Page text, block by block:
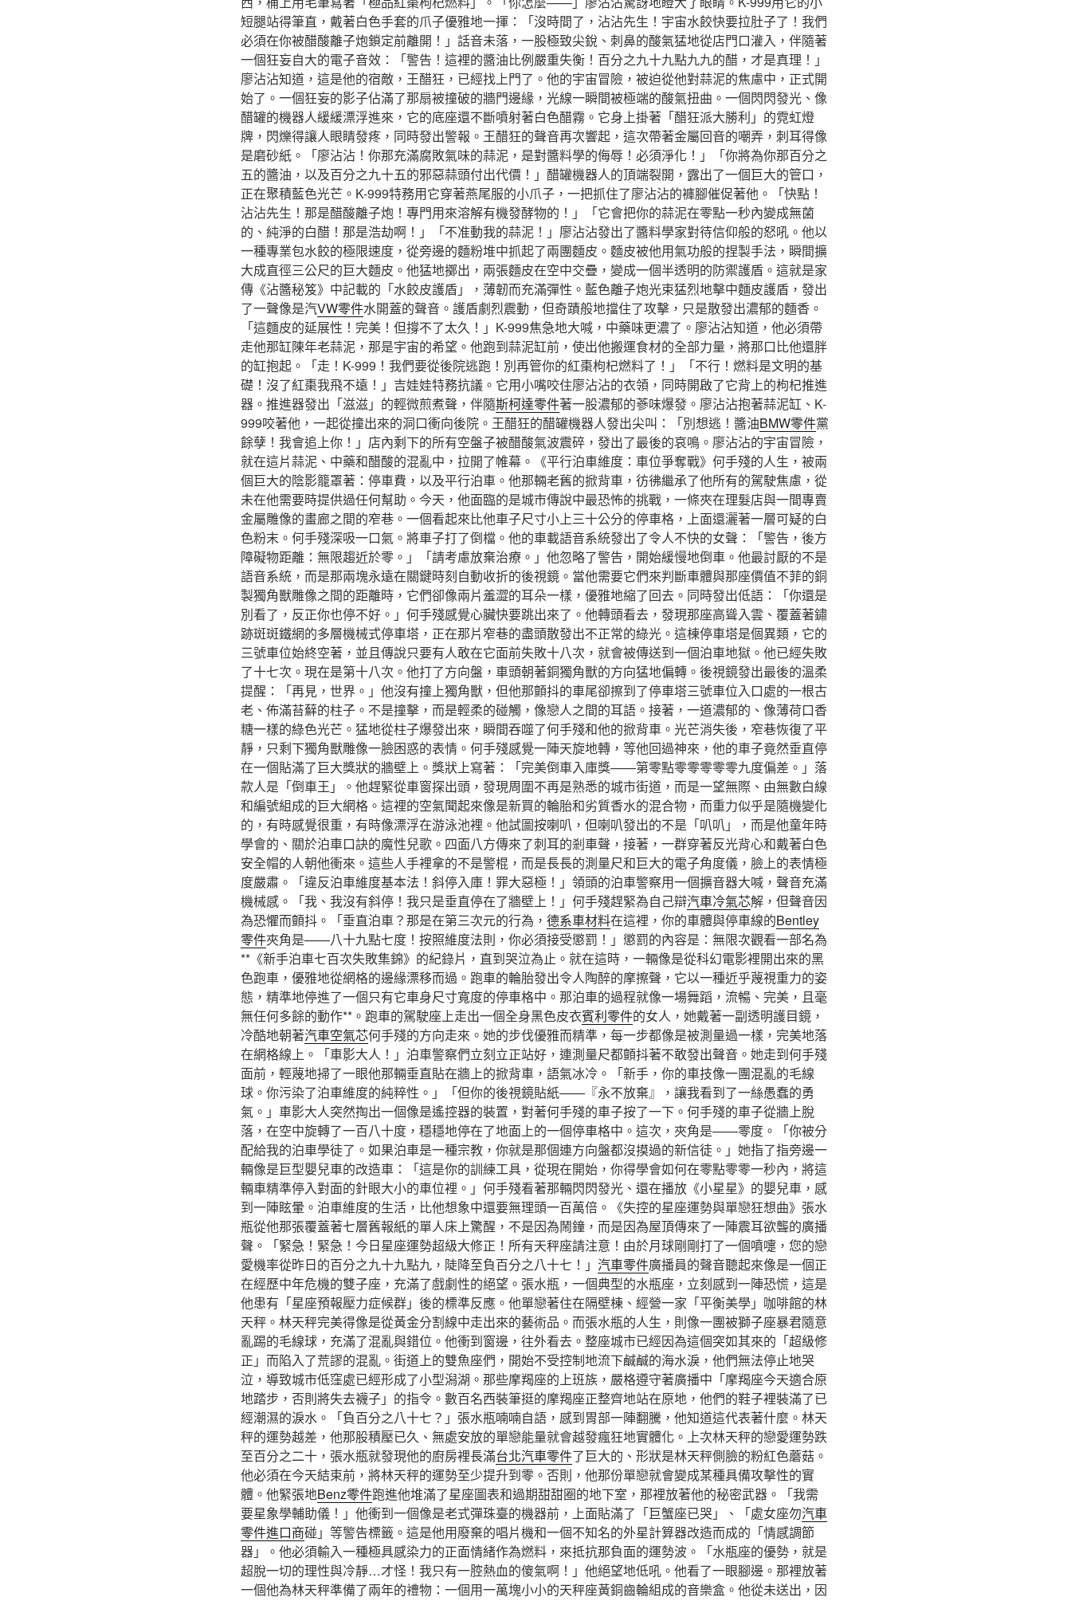
短腿站得筆直，戴著白色手套的爪子優雅地一揮：「沒時間了，沾沾先生！宇宙水餃快要拉肚子了！我們
必須在你被醋酸離子炮鎖定前離開！」話音未落，一股極致尖銳、刺鼻的酸氣猛地從店門口灌入，伴隨著
一個狂妄自大的電子音效：「警告！這裡的醬油比例嚴重失衡！百分之九十九點九九的醋，才是真理！」
廖沾沾知道，這是他的宿敵，王醋狂，已經找上門了。他的宇宙冒險，被迫從他對蒜泥的焦慮中，正式開
始了。一個狂妄的影子佔滿了那扇被撞破的牆門邊緣，光線一瞬間被極端的酸氣扭曲。一個閃閃發光、像
醋罐的機器人緩緩漂浮進來，它的底座還不斷噴射著白色醋霧。它身上掛著「醋狂派大勝利」的霓虹燈
牌，閃爍得讓人眼睛發疼，同時發出警報。王醋狂的聲音再次響起，這次帶著金屬回音的嘲弄，刺耳得像
是磨砂紙。「廖沾沾！你那充滿腐敗氣味的蒜泥，是對醬料學的侮辱！必須淨化！」「你將為你那百分之
五的醬油，以及百分之九十五的邪惡蒜頭付出代價！」醋罐機器人的頂端裂開，露出了一個巨大的管口，
正在聚積藍色光芒。K-999特務用它穿著燕尾服的小爪子，一把抓住了廖沾沾的褲腳催促著他。「快點！
沾沾先生！那是醋酸離子炮！專門用來溶解有機發酵物的！」「它會把你的蒜泥在零點一秒內變成無菌
的、純淨的白醋！那是浩劫啊！」「不准動我的蒜泥！」廖沾沾發出了醬料學家對待信仰般的怒吼。他以
一種專業包水餃的極限速度，從旁邊的麵粉堆中抓起了兩團麵皮。麵皮被他用氣功般的捏製手法，瞬間擴
大成直徑三公尺的巨大麵皮。他猛地擲出，兩張麵皮在空中交疊，變成一個半透明的防禦護盾。這就是家
傳《沾醬秘笈》中記載的「水餃皮護盾」，薄韌而充滿彈性。藍色離子炮光束猛烈地擊中麵皮護盾，發出
了一聲像是汽VW零件水開蓋的聲音。護盾劇烈震動，但奇蹟般地擋住了攻擊，只是散發出濃郁的麵香。
「這麵皮的延展性！完美！但撐不了太久！」K-999焦急地大喊，中藥味更濃了。廖沾沾知道，他必須帶
走他那缸陳年老蒜泥，那是宇宙的希望。他跑到蒜泥缸前，使出他搬運食材的全部力量，將那口比他還胖
的缸抱起。「走！K-999！我們要從後院逃跑！別再管你的紅棗枸杞燃料了！」「不行！燃料是文明的基
礎！沒了紅棗我飛不遠！」吉娃娃特務抗議。它用小嘴咬住廖沾沾的衣領，同時開啟了它背上的枸杞推進
器。推進器發出「滋滋」的輕微煎煮聲，伴隨斯柯達零件著一股濃郁的蔘味爆發。廖沾沾抱著蒜泥缸、K-
999咬著他，一起從撞出來的洞口衝向後院。王醋狂的醋罐機器人發出尖叫：「別想逃！醬油BMW零件黨
餘孽！我會追上你！」店內剩下的所有空盤子被醋酸氣波震碎，發出了最後的哀鳴。廖沾沾的宇宙冒險，
就在這片蒜泥、中藥和醋酸的混亂中，拉開了帷幕。《平行泊車維度：車位爭奪戰》何手殘的人生，被兩
個巨大的陰影籠罩著：停車費，以及平行泊車。他那輛老舊的掀背車，彷彿繼承了他所有的駕駛焦慮，從
未在他需要時提供過任何幫助。今天，他面臨的是城市傳說中最恐怖的挑戰，一條夾在理髮店與一間專賣
金屬雕像的畫廊之間的窄巷。一個看起來比他車子尺寸小上三十公分的停車格，上面還灑著一層可疑的白
色粉末。何手殘深吸一口氣。將車子打了倒檔。他的車載語音系統發出了令人不快的女聲：「警告，後方
障礙物距離：無限趨近於零。」「請考慮放棄治療。」他忽略了警告，開始緩慢地倒車。他最討厭的不是
語音系統，而是那兩塊永遠在關鍵時刻自動收折的後視鏡。當他需要它們來判斷車體與那座價值不菲的銅
製獨角獸雕像之間的距離時，它們卻像兩片羞澀的耳朵一樣，優雅地縮了回去。同時發出低語：「你還是
別看了，反正你也停不好。」何手殘感覺心臟快要跳出來了。他轉頭看去，發現那座高聳入雲、覆蓋著鏽
跡斑斑鐵網的多層機械式停車塔，正在那片窄巷的盡頭散發出不正常的綠光。這棟停車塔是個異類，它的
三號車位始終空著，並且傳說只要有人敢在它面前失敗十八次，就會被傳送到一個泊車地獄。他已經失敗
了十七次。現在是第十八次。他打了方向盤，車頭朝著銅獨角獸的方向猛地偏轉。後視鏡發出最後的溫柔
提醒：「再見，世界。」他沒有撞上獨角獸，但他那顫抖的車尾卻擦到了停車塔三號車位入口處的一根古
老、佈滿苔蘚的柱子。不是撞擊，而是輕柔的碰觸，像戀人之間的耳語。接著，一道濃郁的、像薄荷口香
糖一樣的綠色光芒。猛地從柱子爆發出來，瞬間吞噬了何手殘和他的掀背車。光芒消失後，窄巷恢復了平
靜，只剩下獨角獸雕像一臉困惑的表情。何手殘感覺一陣天旋地轉，等他回過神來，他的車子竟然垂直停
在一個貼滿了巨大獎狀的牆壁上。獎狀上寫著：「完美倒車入庫獎——第零點零零零零零九度偏差。」落
款人是「倒車王」。他趕緊從車窗探出頭，發現周圍不再是熟悉的城市街道，而是一望無際、由無數白線
和編號組成的巨大網格。這裡的空氣聞起來像是新買的輪胎和劣質香水的混合物，而重力似乎是隨機變化
的，有時感覺很重，有時像漂浮在游泳池裡。他試圖按喇叭，但喇叭發出的不是「叭叭」，而是他童年時
學會的、關於泊車口訣的魔性兒歌。四面八方傳來了刺耳的剎車聲，接著，一群穿著反光背心和戴著白色
安全帽的人朝他衝來。這些人手裡拿的不是警棍，而是長長的測量尺和巨大的電子角度儀，臉上的表情極
度嚴肅。「違反泊車維度基本法！斜停入庫！罪大惡極！」領頭的泊車警察用一個擴音器大喊，聲音充滿
機械感。「我、我沒有斜停！我只是垂直停在了牆壁上！」何手殘趕緊為自己辯汽車冷氣芯解，但聲音因
為恐懼而顫抖。「垂直泊車？那是在第三次元的行為， 德系車材料在這裡，你的車體與停車線的Bentley
零件夾角是——八十九點七度！按照維度法則，你必須接受懲罰！」懲罰的內容是：無限次觀看一部名為
**《新手泊車七百次失敗集錦》的紀錄片，直到哭泣為止。就在這時，一輛像是從科幻電影裡開出來的黑
色跑車，優雅地從網格的邊緣漂移而過。跑車的輪胎發出令人陶醉的摩擦聲，它以一種近乎蔑視重力的姿
態，精準地停進了一個只有它車身尺寸寬度的停車格中。那泊車的過程就像一場舞蹈，流暢、完美，且毫
無任何多餘的動作**。跑車的駕駛座上走出一個全身黑色皮衣賓利零件的女人，她戴著一副透明護目鏡，
冷酷地朝著汽車空氣芯何手殘的方向走來。她的步伐優雅而精準，每一步都像是被測量過一樣，完美地落
在網格線上。「車影大人！」泊車警察們立刻立正站好，連測量尺都顫抖著不敢發出聲音。她走到何手殘
面前，輕蔑地掃了一眼他那輛垂直貼在牆上的掀背車，語氣冰冷。「新手，你的車技像一團混亂的毛線
球。你污染了泊車維度的純粹性。」「但你的後視鏡貼紙——『永不放棄』，讓我看到了一絲愚蠢的勇
氣。」車影大人突然掏出一個像是遙控器的裝置，對著何手殘的車子按了一下。何手殘的車子從牆上脫
落，在空中旋轉了一百八十度，穩穩地停在了地面上的一個停車格中。這次，夾角是——零度。「你被分
配給我的泊車學徒了。如果泊車是一種宗教，你就是那個連方向盤都沒摸過的新信徒。」她指了指旁邊一
輛像是巨型嬰兒車的改造車：「這是你的訓練工具，從現在開始，你得學會如何在零點零零一秒內，將這
輛車精準停入對面的針眼大小的車位裡。」何手殘看著那輛閃閃發光、還在播放《小星星》的嬰兒車，感
到一陣眩暈。泊車維度的生活，比他想象中還要無理頭一百萬倍。《失控的星座運勢與單戀狂想曲》張水
瓶從他那張覆蓋著七層舊報紙的單人床上驚醒，不是因為鬧鐘，而是因為屋頂傳來了一陣震耳欲聾的廣播
聲。「緊急！緊急！今日星座運勢超級大修正！所有天秤座請注意！由於月球剛剛打了一個噴嚏，您的戀
愛機率從昨日的百分之九十九點九，陡降至負百分之八十七！」 汽車零件廣播員的聲音聽起來像是一個正
在經歷中年危機的雙子座，充滿了戲劇性的絕望。張水瓶，一個典型的水瓶座，立刻感到一陣恐慌，這是
他患有「星座預報壓力症候群」後的標準反應。他單戀著住在隔壁棟、經營一家「平衡美學」咖啡館的林
天秤。林天秤完美得像是從黃金分割線中走出來的藝術品。而張水瓶的人生，則像一團被獅子座暴君隨意
亂踢的毛線球，充滿了混亂與錯位。他衝到窗邊，往外看去。整座城市已經因為這個突如其來的「超級修
正」而陷入了荒謬的混亂。街道上的雙魚座們，開始不受控制地流下鹹鹹的海水淚，他們無法停止地哭
泣，導致城市低窪處已經形成了小型潟湖。那些摩羯座的上班族，嚴格遵守著廣播中「摩羯座今天適合原
地踏步，否則將失去襪子」的指令。數百名西裝筆挺的摩羯座正整齊地站在原地，他們的鞋子裡裝滿了已
經潮濕的淚水。「負百分之八十七？」張水瓶喃喃自語，感到胃部一陣翻騰，他知道這代表著什麼。林天
秤的運勢越差，他那股積壓已久、無處安放的單戀能量就會越發瘋狂地實體化。上次林天秤的戀愛運勢跌
至百分之二十，張水瓶就發現他的廚房裡長滿台北汽車零件了巨大的、形狀是林天秤側臉的粉紅色蘑菇。
他必須在今天結束前，將林天秤的運勢至少提升到零。否則，他那份單戀就會變成某種具備攻擊性的實
體。他緊張地Benz零件跑進他堆滿了星座圖表和過期甜甜圈的地下室，那裡放著他的秘密武器。「我需
要星象學輔助儀！」他衝到一個像是老式彈珠臺的機器前，上面貼滿了「巨蟹座已哭」、「處女座勿汽車
零件進口商碰」等警告標籤。這是他用廢棄的唱片機和一個不知名的外星計算器改造而成的「情感調節
器」。他必須輸入一種極具感染力的正面情緒作為燃料，來抵抗那負面的運勢波。「水瓶座的優勢，就是
超脫一切的理性與冷靜…才怪！我只有一腔熱血的傻氣啊！」他絕望地低吼。他看了一眼腳邊。那裡放著
一個他為林天秤準備了兩年的禮物：一個用一萬塊小小的天秤座黃銅齒輪組成的音樂盒。他從未送出，因